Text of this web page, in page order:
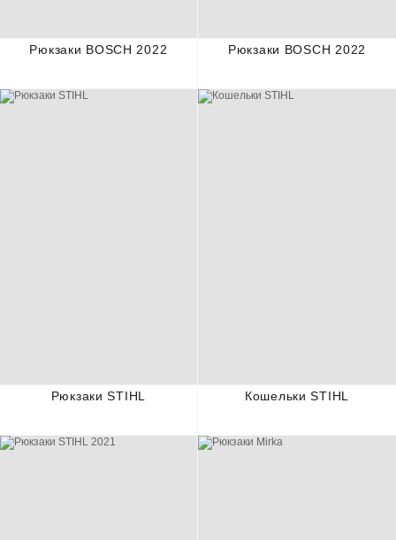
Рюкзаки BOSCH 2022 Рюкзаки BOSCH 2022
Рюкзаки STIHL Кошельки STIHL